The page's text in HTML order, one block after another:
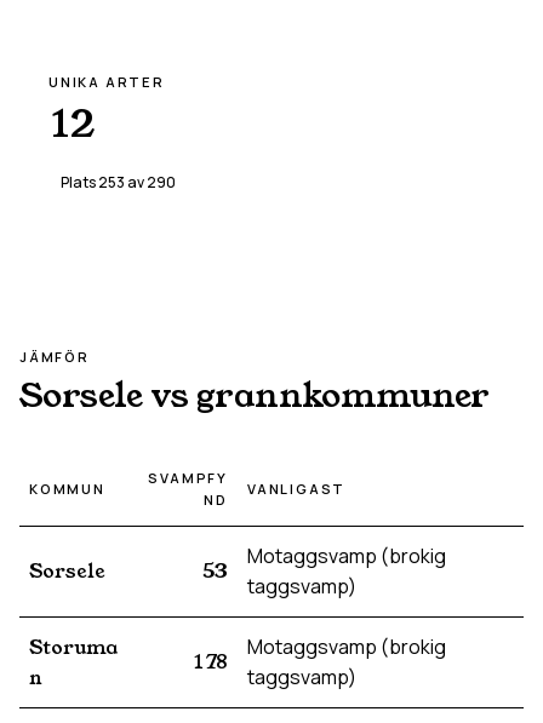
UNIKA ARTER
12
Plats253 av290
JÄMFÖR
Sorselevs grannkommuner
KOMMUN
SVAMPFY
ND
VANLIGAST
Sorsele 53
Motaggsvamp (brokig
taggsvamp)
Storuma
n
178
Motaggsvamp (brokig
taggsvamp)